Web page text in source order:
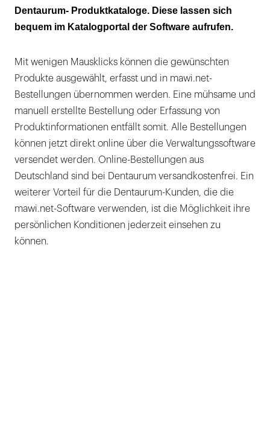
Dentaurum- Produktkataloge. Diese lassen sich
bequem im Katalogportal der Software aufrufen.
Mit wenigen Mausklicks können die gewünschten
Produkte ausgewählt, erfasst und in mawi.net-
Bestellungen übernommen werden. Eine mühsame und
manuell erstellte Bestellung oder Erfassung von
Produktinformationen entfällt somit. Alle Bestellungen
können jetzt direkt online über die Verwaltungssoftware
versendet werden. Online-Bestellungen aus
Deutschland sind bei Dentaurum versandkostenfrei. Ein
weiterer Vorteil für die Dentaurum-Kunden, die die
mawi.net-Software verwenden, ist die Möglichkeit ihre
persönlichen Konditionen jederzeit einsehen zu
können.